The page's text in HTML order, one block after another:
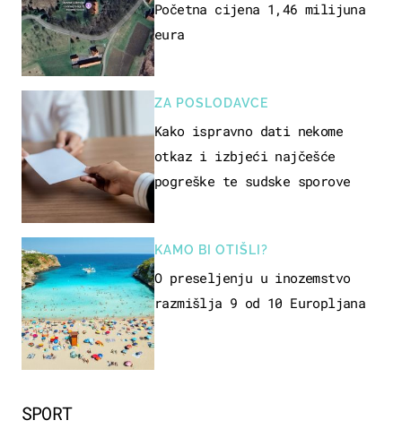
SPORT
Početna cijena 1,46 milijuna
eura
ZA POSLODAVCE
Kako ispravno dati nekome
otkaz i izbjeći najčešće
pogreške te sudske sporove
KAMO BI OTIŠLI?
O preseljenju u inozemstvo
razmišlja 9 od 10 Europljana